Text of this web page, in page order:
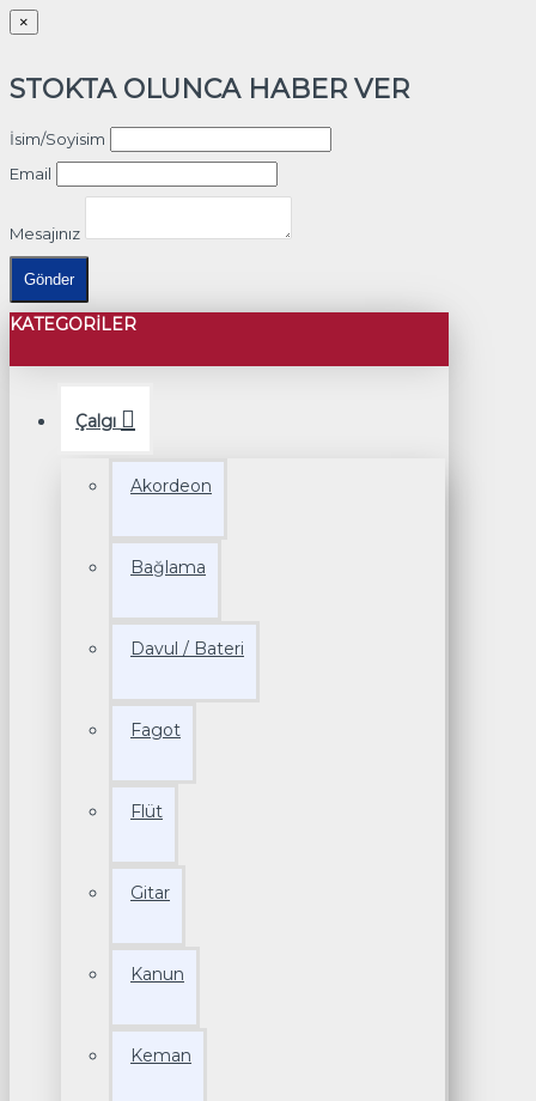
×
STOKTA OLUNCA HABER VER
İsim/Soyisim
Email
Mesajınız
Gönder
KATEGORILER
Çalgı
Akordeon
Bağlama
Davul / Bateri
Fagot
Flüt
Gitar
Kanun
Keman